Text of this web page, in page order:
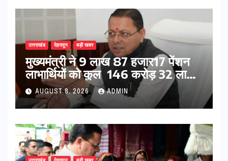
उत्तराखंड देहरादून बड़ी खबर
मुख्यमंत्री ने 9 लाख 87 हजार17 पेंशन
लाभार्थियों को कुल 146 करोड़ 32 लाख
की पेंशन राशि का किया भुगतान
AUGUST 8, 2026 ADMIN